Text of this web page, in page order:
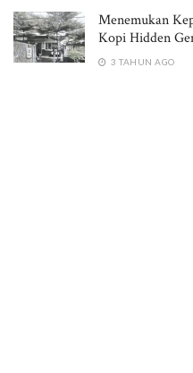
Menemukan
Kopi Hidden
3 TAHUN AGO